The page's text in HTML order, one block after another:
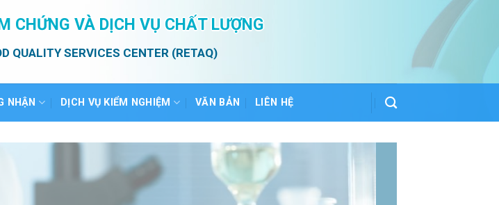
CHỨNG VÀ DỊCH VỤ CHẤT LƯỢNG
QUALITY SERVICES CENTER (RETAQ)
NHẬN DỊCH VỤ KIỂM NGHIỆM VĂN BẢN LIÊN HỆ